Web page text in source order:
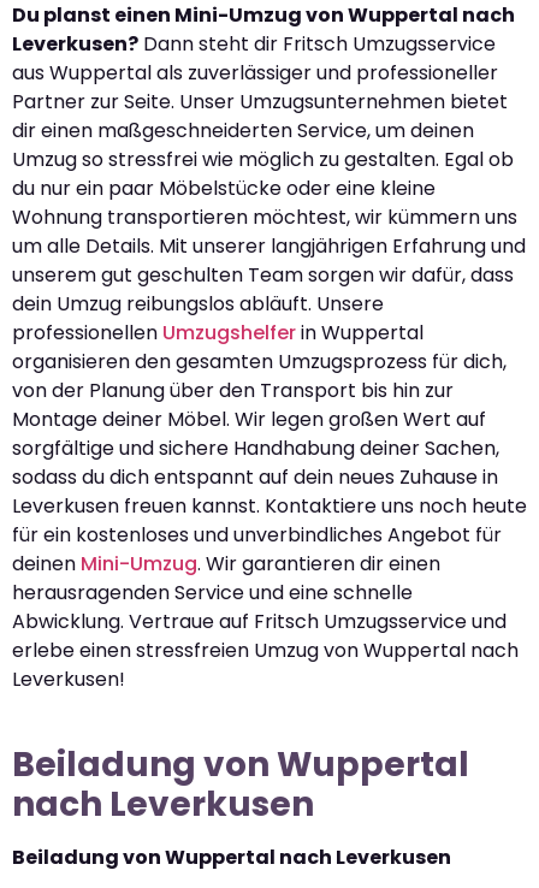
Du planst einen Mini-Umzug von Wuppertal nach
Leverkusen? Dann steht dir Fritsch Umzugsservice
aus Wuppertal als zuverlässiger und professioneller
Partner zur Seite. Unser Umzugsunternehmen bietet
dir einen maßgeschneiderten Service, um deinen
Umzug so stressfrei wie möglich zu gestalten. Egal ob
du nur ein paar Möbelstücke oder eine kleine
Wohnung transportieren möchtest, wir kümmern uns
um alle Details. Mit unserer langjährigen Erfahrung und
unserem gut geschulten Team sorgen wir dafür, dass
dein Umzug reibungslos abläuft. Unsere
professionellen Umzugshelferin Wuppertal
organisieren den gesamten Umzugsprozess für dich,
von der Planung über den Transport bis hin zur
Montage deiner Möbel. Wir legen großen Wert auf
sorgfältige und sichere Handhabung deiner Sachen,
sodass du dich entspannt auf dein neues Zuhause in
Leverkusen freuen kannst. Kontaktiere uns noch heute
für ein kostenloses und unverbindliches Angebot für
deinen Mini-Umzug. Wir garantieren dir einen
herausragenden Service und eine schnelle
Abwicklung. Vertraue auf Fritsch Umzugsservice und
erlebe einen stressfreien Umzug von Wuppertal nach
Leverkusen!
Beiladung von Wuppertal
nach Leverkusen
Beiladung von Wuppertal nach Leverkusen